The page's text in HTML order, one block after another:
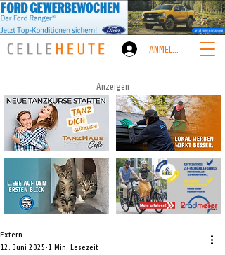
ANMELDEN
Anzeigen
Extern
12. Juni 2025 1 Min. Lesezeit